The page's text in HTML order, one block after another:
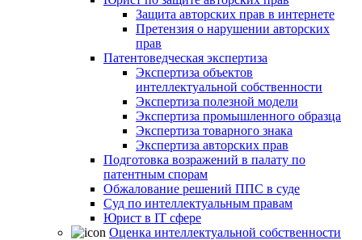
Защита авторских прав в интернете
Претензия о нарушении авторских
прав
Патентоведческая экспертиза
Экспертиза объектов
интеллектуальной собственности
Экспертиза полезной модели
Экспертиза промышленного образца
Экспертиза товарного знака
Экспертиза авторских прав
Подготовка возражений в палату по
патентным спорам
Обжалование решений ППС в суде
Суд по интеллектуальным правам
Юрист в IT сфере
Оценка интеллектуальной собственности